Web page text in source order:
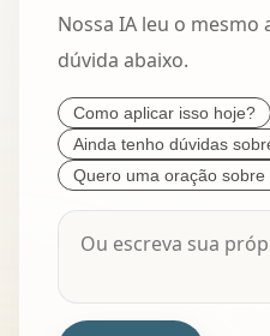
Nossa IA leu o mesmo
dúvida abaixo.
Como aplicar isso hoje?
Ainda tenho dúvidas
Quero uma oração sobre